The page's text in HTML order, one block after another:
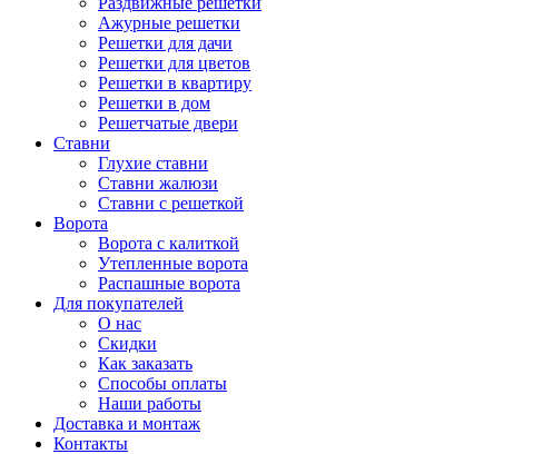
Ажурные решетки
Решетки для дачи
Решетки для цветов
Решетки в квартиру
Решетки в дом
Решетчатые двери
Ставни
Глухие ставни
Ставни жалюзи
Ставни с решеткой
Ворота
Ворота с калиткой
Утепленные ворота
Распашные ворота
Для покупателей
О нас
Скидки
Как заказать
Способы оплаты
Наши работы
Доставка и монтаж
Контакты